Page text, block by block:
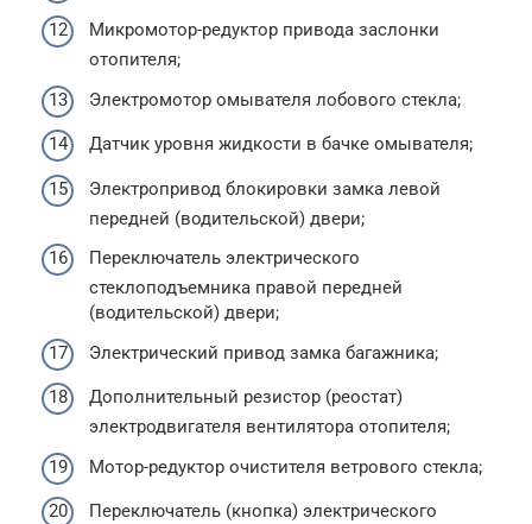
Микромотор-редуктор привода заслонки
отопителя;
Электромотор омывателя лобового стекла;
Датчик уровня жидкости в бачке омывателя;
Электропривод блокировки замка левой
передней (водительской) двери;
Переключатель электрического
стеклоподъемника правой передней
(водительской) двери;
Электрический привод замка багажника;
Дополнительный резистор (реостат)
электродвигателя вентилятора отопителя;
Мотор-редуктор очистителя ветрового стекла;
Переключатель (кнопка) электрического